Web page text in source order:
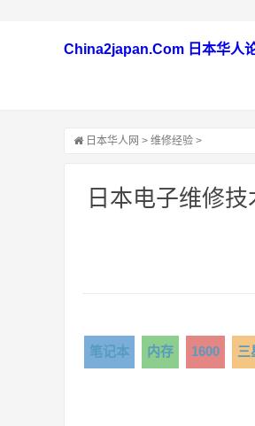
China2japan.Com 日本华人
日本华人网 > 维修经验 >
日本电子维修
笔记本 内存 1600 三